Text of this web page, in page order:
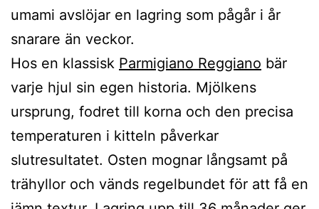
umami avslöjar en lagring som pågår i år
snarare än veckor.
Hos en klassisk Parmigiano Reggiano bär
varje hjul sin egen historia. Mjölkens
ursprung, fodret till korna och den precisa
temperaturen i kitteln påverkar
slutresultatet. Osten mognar långsamt på
trähyllor och vänds regelbundet för att få en